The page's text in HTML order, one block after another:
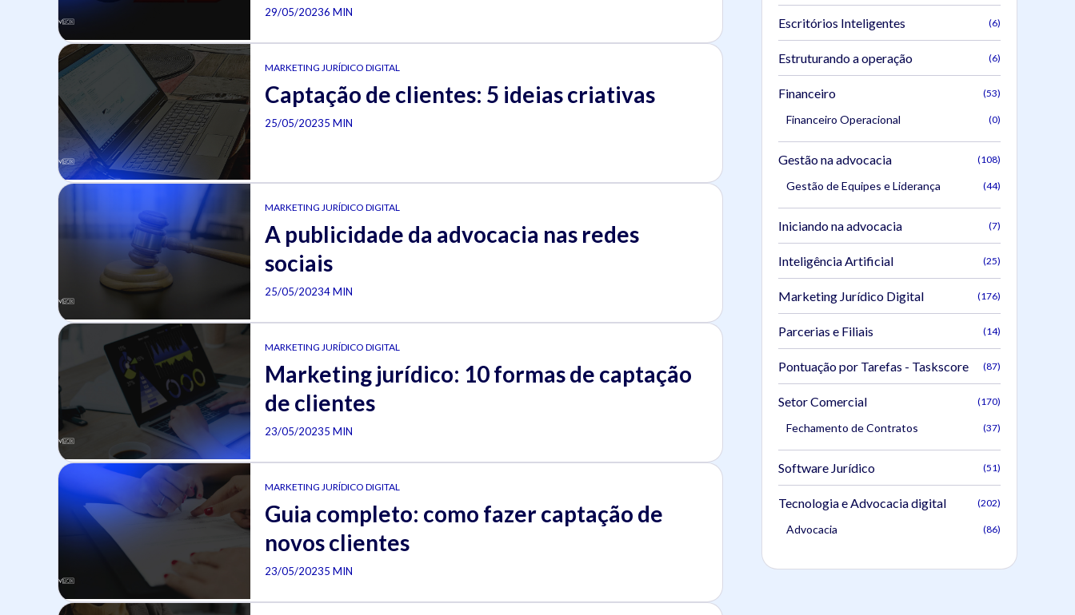
29/05/20236 MIN
MARKETING JURÍDICO DIGITAL
Captação de clientes: 5 ideias criativas
25/05/20235 MIN
MARKETING JURÍDICO DIGITAL
A publicidade da advocacia nas redes
sociais
25/05/20234 MIN
MARKETING JURÍDICO DIGITAL
Marketing jurídico: 10 formas de captação
de clientes
23/05/20235 MIN
MARKETING JURÍDICO DIGITAL
Guia completo: como fazer captação de
novos clientes
23/05/20235 MIN
Escritórios Inteligentes (6)
Estruturando a operação (6)
Financeiro (53)
Financeiro Operacional (0)
Gestão na advocacia (108)
Gestão de Equipes e Liderança (44)
Iniciando na advocacia (7)
Inteligência Artificial (25)
Marketing Jurídico Digital (176)
Parcerias e Filiais (14)
Pontuação por Tarefas - Taskscore (87)
Setor Comercial (170)
Fechamento de Contratos (37)
Software Jurídico (51)
Tecnologia e Advocacia digital (202)
Advocacia (86)